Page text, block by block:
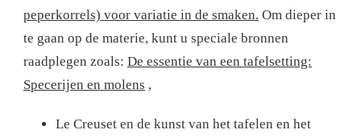
peperkorrels) voor variatie in de smaken. Om dieper in
te gaan op de materie, kunt u speciale bronnen
raadplegen zoals: De essentie van een tafelsetting:
Specerijen en molens ,
Le Creuset en de kunst van het tafelen en het